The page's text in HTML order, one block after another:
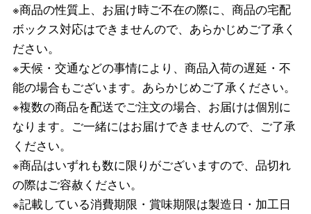
※商品の性質上、お届け時ご不在の際に、商品の宅配
ボックス対応はできませんので、あらかじめご了承く
ださい。
※天候・交通などの事情により、商品入荷の遅延・不
能の場合もございます。あらかじめご了承ください。
※複数の商品を配送でご注文の場合、お届けは個別に
なります。ご一緒にはお届けできませんので、ご了承
ください。
※商品はいずれも数に限りがございますので、品切れ
の際はご容赦ください。
※記載している消費期限・賞味期限は製造日・加工日